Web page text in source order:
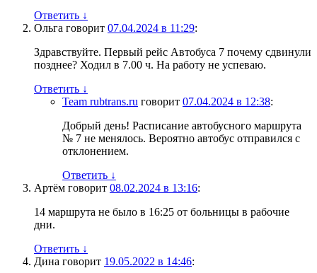
Ответить ↓
Ольга говорит 07.04.2024 в 11:29:
Здравствуйте. Первый рейс Автобуса 7 почему сдвинули
позднее? Ходил в 7.00 ч. На работу не успеваю.
Ответить ↓
Team rubtrans.ru говорит 07.04.2024 в 12:38:
Добрый день! Расписание автобусного маршрута
№ 7 не менялось. Вероятно автобус отправился с
отклонением.
Ответить ↓
Артём говорит 08.02.2024 в 13:16:
14 маршрута не было в 16:25 от больницы в рабочие
дни.
Ответить ↓
Дина говорит 19.05.2022 в 14:46: